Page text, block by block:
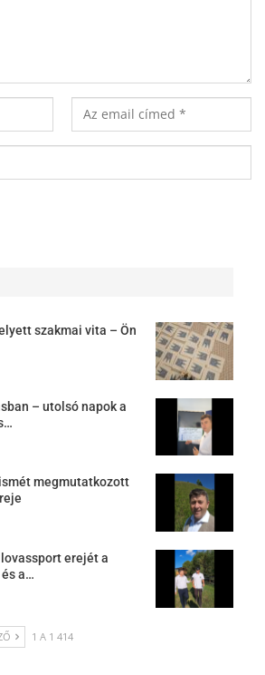
szakmai vita – Ön
– utolsó napok a
megmutatkozott
erejét a
a…
1 A 1 414